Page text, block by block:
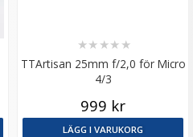
TTArtisan 25mm f/2,0 för Micro
4/3
★★ ★★ ★
999 kr
LÄGG I VARUKORG